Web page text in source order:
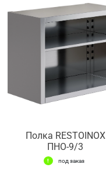
Полка RESTOINOX
ПНО-9/3
под заказ